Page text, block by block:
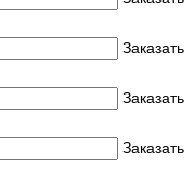
Заказать
Заказать
Заказать